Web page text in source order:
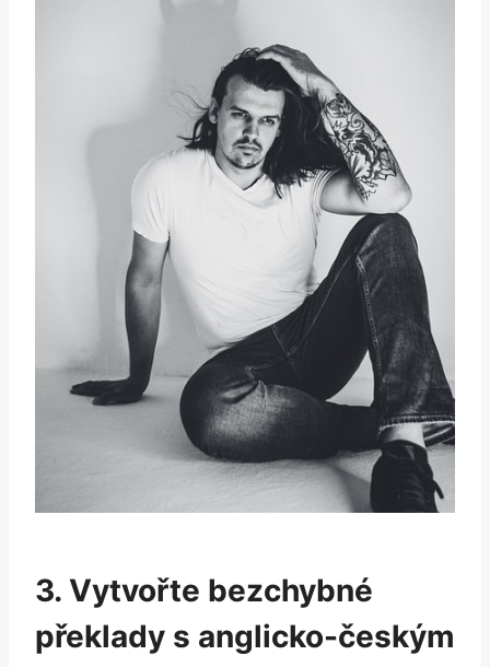
3. Vytvořte bezchybné
překlady s anglicko-českým